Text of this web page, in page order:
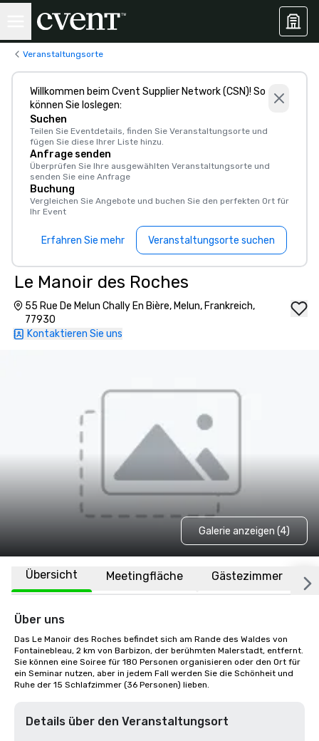
Veranstaltungsorte
Willkommen beim Cvent Supplier Network (CSN)! So
können Sie loslegen:
Suchen
Teilen Sie Eventdetails, finden Sie Veranstaltungsorte und
fügen Sie diese Ihrer Liste hinzu.
Anfrage senden
Überprüfen Sie Ihre ausgewählten Veranstaltungsorte und
senden Sie eine Anfrage
Buchung
Vergleichen Sie Angebote und buchen Sie den perfekten Ort für
Ihr Event
Erfahren Sie mehr Veranstaltungsorte suchen
Le Manoir des Roches
55 Rue De Melun Chally En Bière, Melun, Frankreich,
77930
Kontaktieren Sie uns
Galerie anzeigen (4)
Übersicht Meetingfläche Gästezimmer
Über uns
Das Le Manoir des Roches befindet sich am Rande des Waldes von
Fontainebleau, 2 km von Barbizon, der berühmten Malerstadt, entfernt.
Sie können eine Soiree für 180 Personen organisieren oder den Ort für
ein Seminar nutzen, aber in jedem Fall werden Sie die Schönheit und
Ruhe der 15 Schlafzimmer (36 Personen) lieben.
Details über den Veranstaltungsort